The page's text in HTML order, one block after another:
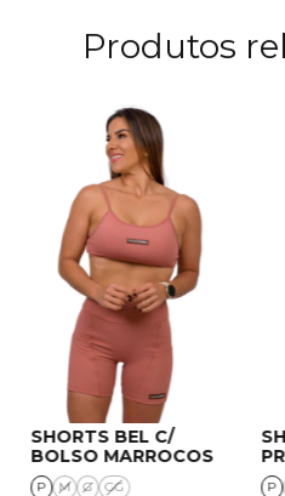
Produtos
SHORTS BEL C/
BOLSO MARROCOS
P M G GG P